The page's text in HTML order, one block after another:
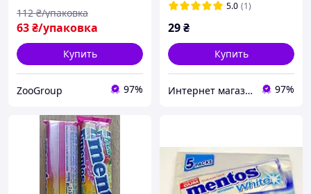
63₴/упаковка
112 ₴/упаковка
Купить
ZooGroup 97%
5.0 (1)
29₴
Купить
Интернет магазин «Coffee Day» 97%